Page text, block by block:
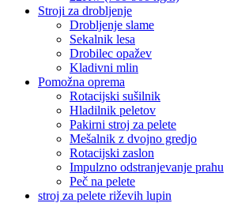
Stroji za drobljenje
Drobljenje slame
Sekalnik lesa
Drobilec opažev
Kladivni mlin
Pomožna oprema
Rotacijski sušilnik
Hladilnik peletov
Pakirni stroj za pelete
Mešalnik z dvojno gredjo
Rotacijski zaslon
Impulzno odstranjevanje prahu
Peč na pelete
stroj za pelete riževih lupin